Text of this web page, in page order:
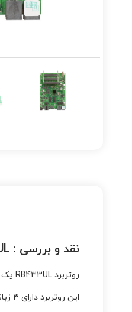
نقد و بررسی :
روتربرد RB433UL یک دستگاه مسیر یاب میباشد که در شبکه های داخلی و بیرونی کاربرد دارد.
این روتربرد دارای 3 زبانه ی miniPCI برای نصب کازت وایرلس با استاندارد 802.11 میباشد.